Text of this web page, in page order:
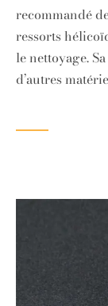
recommandé
ressorts
le nettoyage.
d’autres